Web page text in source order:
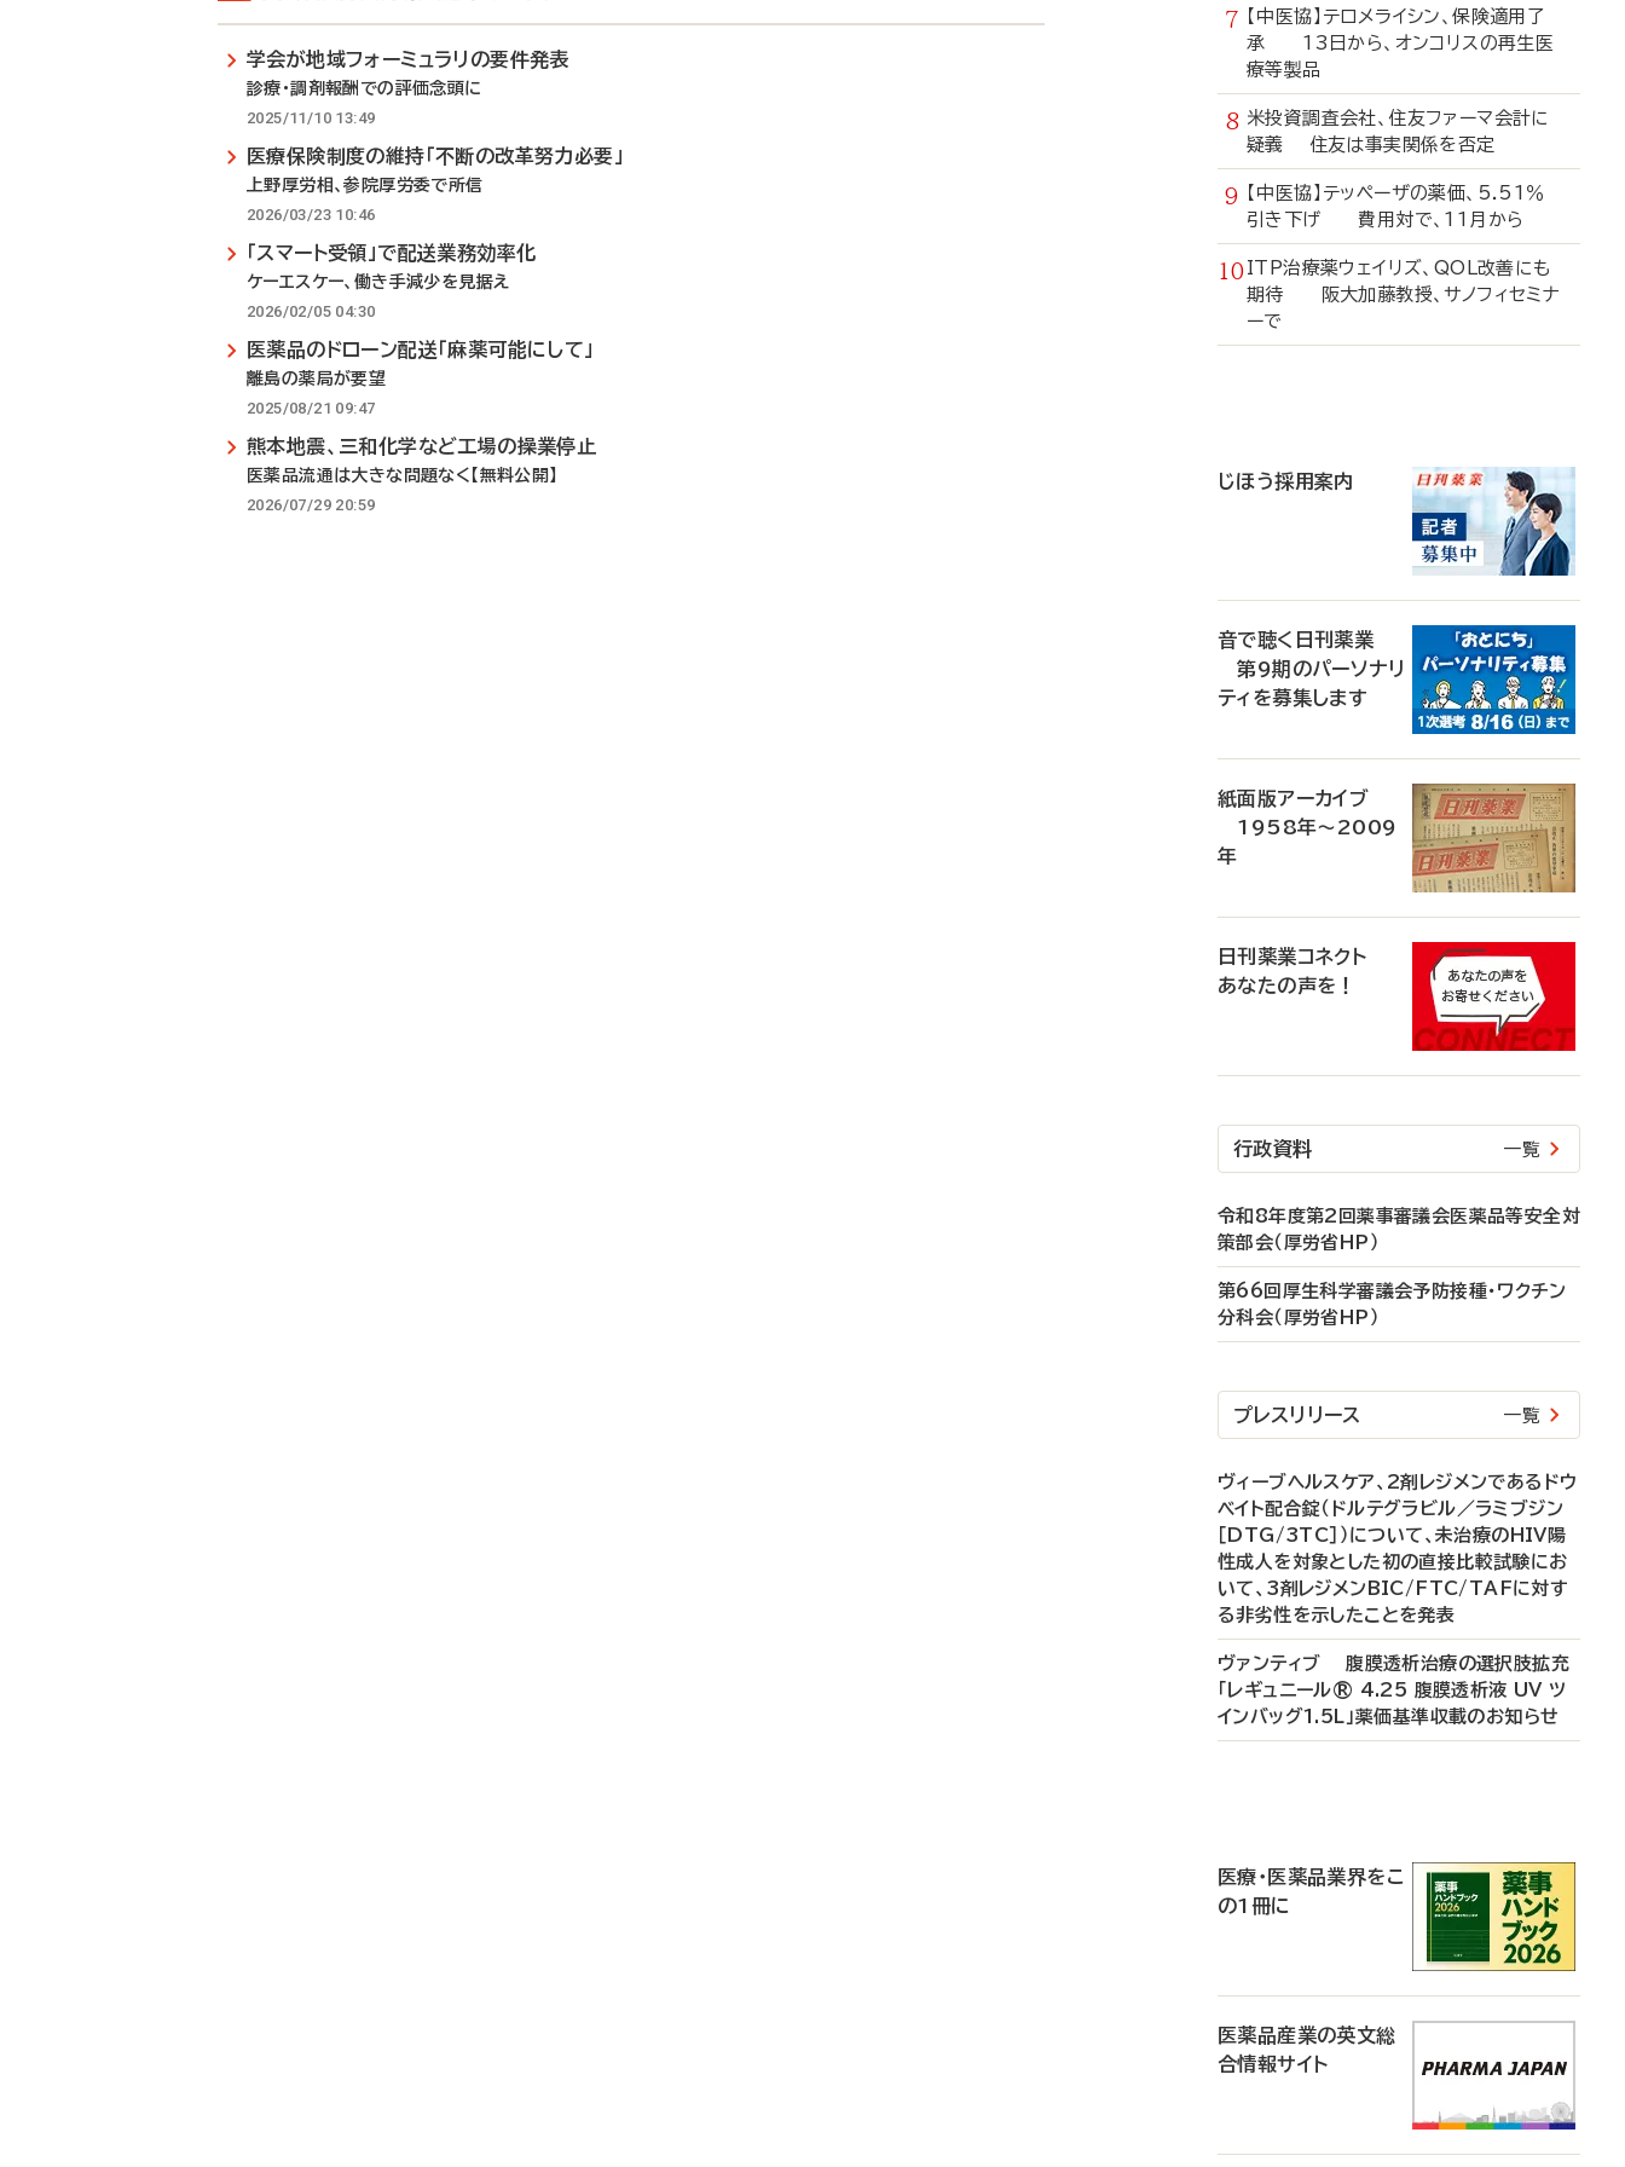
学会が地域フォーミュラリの要件発表
診療・調剤報酬での評価念頭に
2025/11/10 13:49
医療保険制度の維持「不断の改革努力必要」
上野厚労相、参院厚労委で所信
2026/03/23 10:46
「スマート受領」で配送業務効率化
ケーエスケー、働き手減少を見据え
2026/02/05 04:30
医薬品のドローン配送「麻薬可能にして」
離島の薬局が要望
2025/08/21 09:47
熊本地震、三和化学など工場の操業停止
医薬品流通は大きな問題なく【無料公開】
2026/07/29 20:59
【中医協】テロメライシン、保険適用了
承 13日から、オンコリスの再生医
療等製品
米投資調査会社、住友ファーマ会計に
疑義 住友は事実関係を否定
【中医協】テッペーザの薬価、5.51％
引き下げ 費用対で、11月から
ITP治療薬ウェイリズ、QOL改善にも
期待 阪大加藤教授、サノフィセミナ
ーで
じほう採用案内
音で聴く日刊薬業
第9期のパーソナリ
ティを募集します
紙面版アーカイブ
1958年～2009
年
日刊薬業コネクト
あなたの声を！
行政資料 一覧
令和8年度第2回薬事審議会医薬品等安全対
策部会（厚労省HP）
第66回厚生科学審議会予防接種・ワクチン
分科会（厚労省HP）
プレスリリース 一覧
ヴィーブヘルスケア、2剤レジメンであるドウ
ベイト配合錠（ドルテグラビル／ラミブジン
［DTG/3TC］）について、未治療のHIV陽
性成人を対象とした初の直接比較試験にお
いて、3剤レジメンBIC/FTC/TAFに対す
る非劣性を示したことを発表
ヴァンティブ 腹膜透析治療の選択肢拡充
「レギュニール® 4.25 腹膜透析液 UV ツ
インバッグ1.5L」薬価基準収載のお知らせ
医療・医薬品業界をこ
の1冊に
医薬品産業の英文総
合情報サイト